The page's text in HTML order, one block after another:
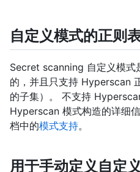
自定义模式的正则
Secret scanning 自定义模式
的，并且只支持 Hyperscan
的子集）。 不支持
Hyperscan 模式构造的详细
档中的模式支持。
用于手动定义自定